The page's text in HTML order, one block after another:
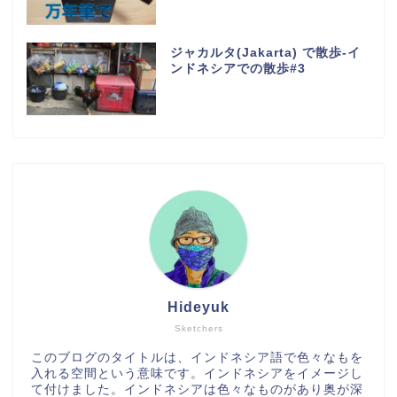
ジャカルタ(Jakarta) で散歩-イ
ンドネシアでの散歩#3
Sketchers
Hideyuk
このブログのタイトルは、インドネシア語で色々なもを
入れる空間という意味です。インドネシアをイメージし
て付けました。インドネシアは色々なものがあり奥が深